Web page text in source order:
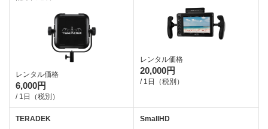
レンタル価格
6,000円
/ 1日（税別）
レンタル価格
20,000円
/ 1日（税別）
TERADEK SmallHD